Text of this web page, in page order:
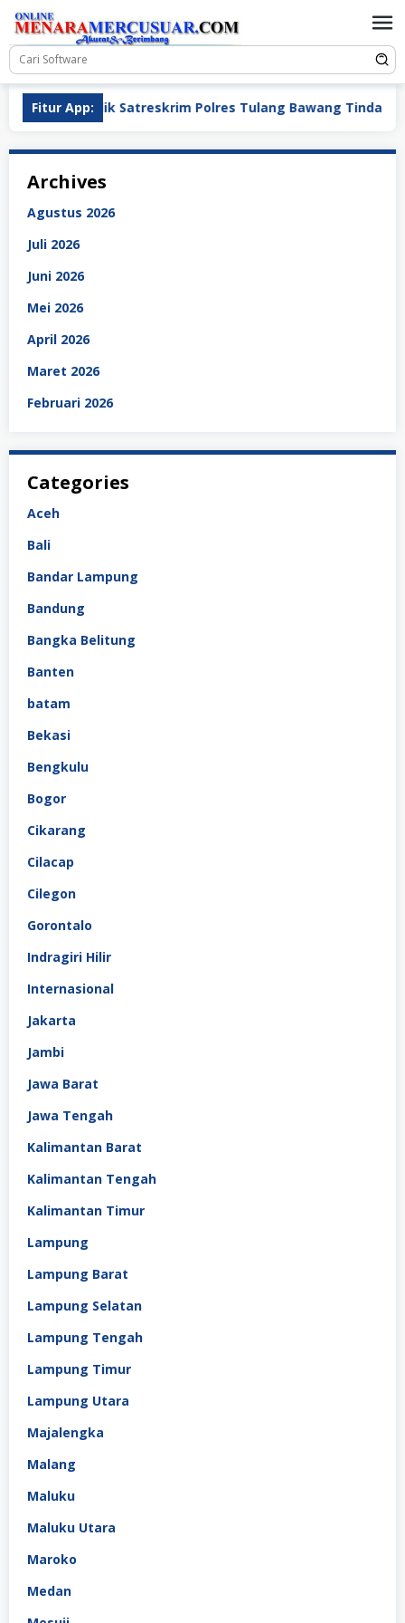
Loncat
konten
Fitur App:
Penyidik Satreskrim Polres Tulang Bawang Tindak Tegas
Archives
Agustus 2026
Juli 2026
Juni 2026
Mei 2026
April 2026
Maret 2026
Februari 2026
Categories
Aceh
Bali
Bandar Lampung
Bandung
Bangka Belitung
Banten
batam
Bekasi
Bengkulu
Bogor
Cikarang
Cilacap
Cilegon
Gorontalo
Indragiri Hilir
Internasional
Jakarta
Jambi
Jawa Barat
Jawa Tengah
Kalimantan Barat
Kalimantan Tengah
Kalimantan Timur
Lampung
Lampung Barat
Lampung Selatan
Lampung Tengah
Lampung Timur
Lampung Utara
Majalengka
Malang
Maluku
Maluku Utara
Maroko
Medan